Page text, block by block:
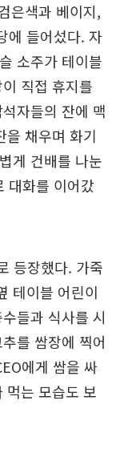
은색과 베이지,
에 들어섰다. 자
소주가 테이블
직접 휴지를
자들의 잔에 맥
을 채우며 화기
게 건배를 나눈
대화를 이어갔
등장했다. 가죽
테이블 어린이
들과 식사를 시
를 쌈장에 찍어
에게 쌈을 싸
먹는 모습도 보